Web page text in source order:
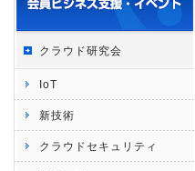
クラウド研究会
IoT
新技術
クラウドセキュリティ